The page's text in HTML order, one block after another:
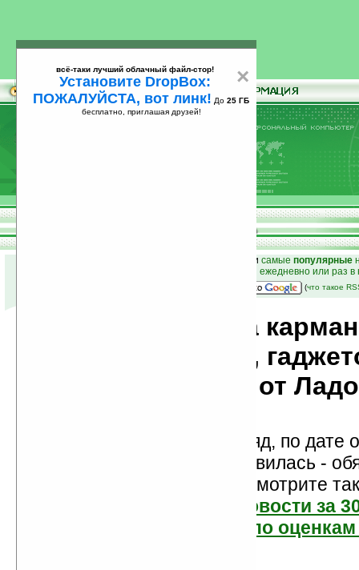
25
и самые популярные
на email ежедневно или раз
(что такое
Новости мира
компьютеров,
мобильности от
Новости показаны подряд, по дате
Если новость вам понравилась -
проголосуйте! Посмотрите
самые читаемые новости за
самые лучшие новости по оценкам
×
всё-таки лучший облачный файл-стор!
Установите DropBox:
ПОЖАЛУЙСТА, вот линк! До 25 ГБ
бесплатно, приглашая друзей!